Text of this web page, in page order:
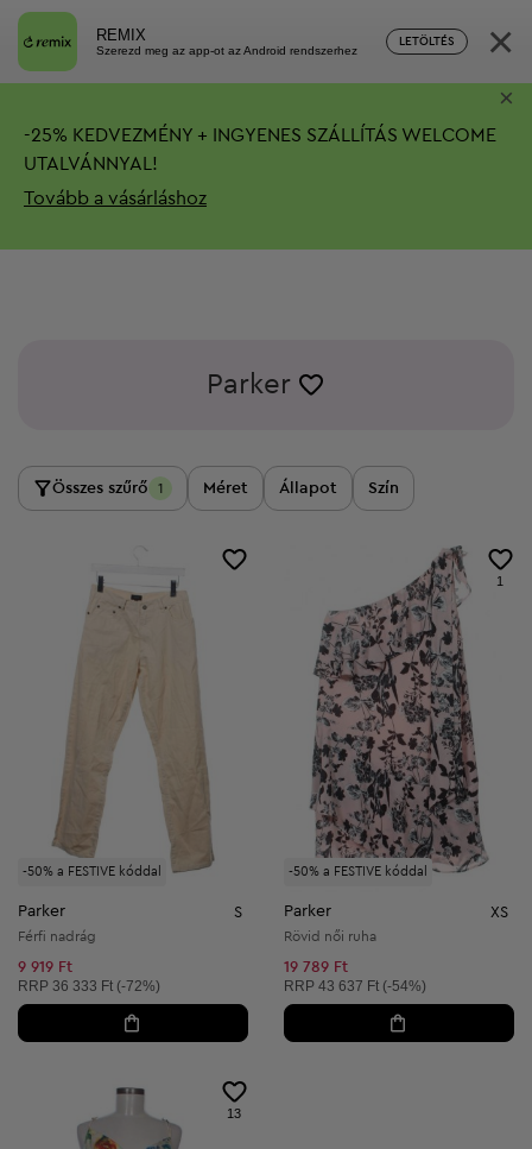
REMIX
Szerezd meg az app-ot az Android rendszerhez
LETÖLTÉS ×
-25% KEDVEZMÉNY + INGYENES SZÁLLÍTÁS WELCOME
UTALVÁNNYAL!
Tovább a vásárláshoz
×
Parker
Összes szűrő 1 Méret Állapot Szín
-50% a FESTIVE kóddal
Parker S
Férfi nadrág
9 919 Ft
Ajánlott ár:
RRP 36 333 Ft (-72%)
-50% a FESTIVE kóddal
1
Parker XS
Rövid női ruha
19 789 Ft
Ajánlott ár:
RRP 43 637 Ft (-54%)
13